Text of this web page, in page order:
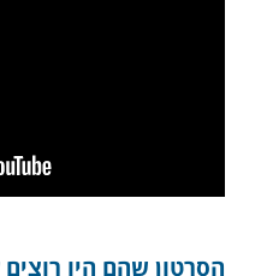
הסרטון שהם היו